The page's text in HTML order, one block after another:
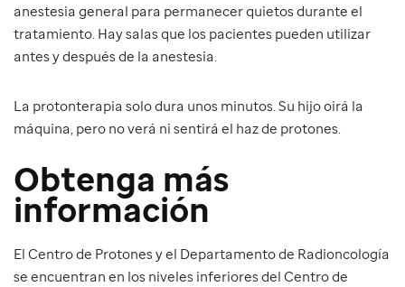
anestesia general para permanecer quietos durante el
tratamiento. Hay salas que los pacientes pueden utilizar
antes y después de la anestesia.
La protonterapia solo dura unos minutos. Su hijo oirá la
máquina, pero no verá ni sentirá el haz de protones.
Obtenga más
información
El Centro de Protones y el Departamento de Radioncología
se encuentran en los niveles inferiores del Centro de